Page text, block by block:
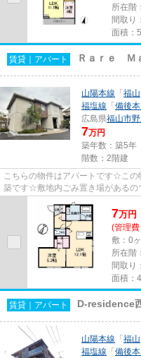
所在階
間取り
面積：
賃貸｜アパート Ｒａｒｅ Ｍ
山陽本線 「 福山
福塩線 「 備後
広島県福山市
7万円
築年数：築5年
階数：2階建
こちらの物件はアパートです☆こ
築です☆敷地内ごみ置き場があるの
も安心です☆ビジネスマンには必...
7万円
(管理
敷：0
所在階
間取り
面積：
賃貸｜アパート D-residence
山陽本線 「 福山
福塩線 「 備後